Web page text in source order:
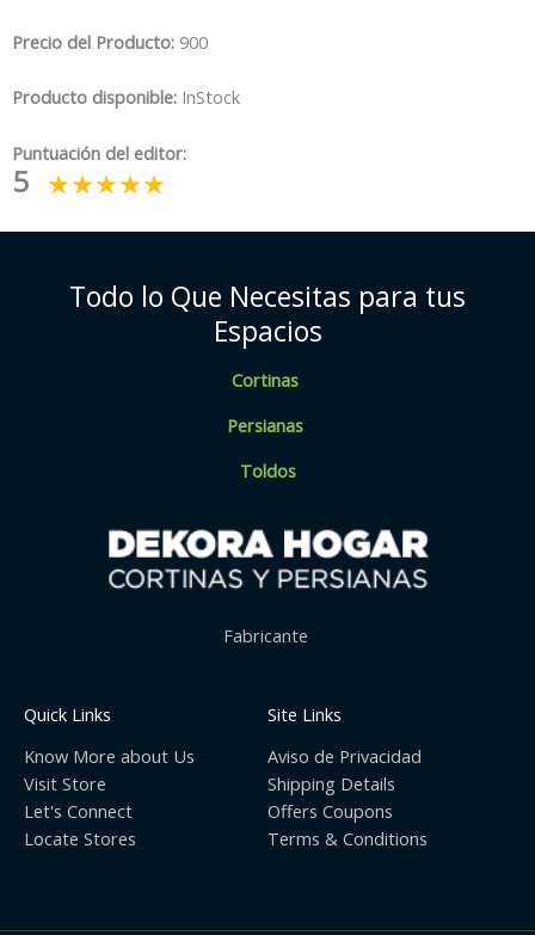
Precio del Producto: 900
Producto disponible: InStock
Puntuación del editor:
5
Todo lo Que Necesitas para tus
Espacios
Cortinas
Persianas
Toldos
Fabricante
Quick Links
Know More about Us
Visit Store
Let's Connect
Locate Stores
Site Links
Aviso de Privacidad
Shipping Details
Offers Coupons
Terms & Conditions